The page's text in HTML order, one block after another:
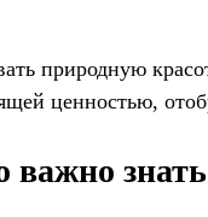
природную
ценностью,
знать